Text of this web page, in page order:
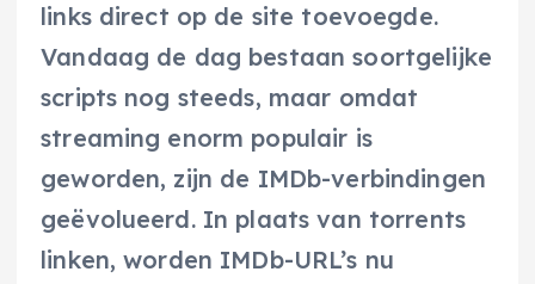
links direct op de site toevoegde.
Vandaag de dag bestaan soortgelijke
scripts nog steeds, maar omdat
streaming enorm populair is
geworden, zijn de IMDb-verbindingen
geëvolueerd. In plaats van torrents
linken, worden IMDb-URL’s nu